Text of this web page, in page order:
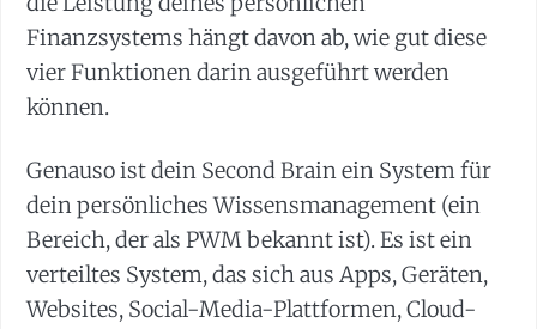
Finanzsystems hängt davon ab, wie gut diese
vier Funktionen darin ausgeführt werden
können.
Genauso ist dein Second Brain ein System für
dein persönliches Wissensmanagement (ein
Bereich, der als PWM bekannt ist). Es ist ein
verteiltes System, das sich aus Apps, Geräten,
Websites, Social-Media-Plattformen, Cloud-